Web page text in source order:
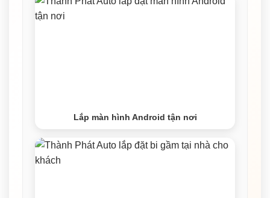
Lắp màn hình Android tận nơi